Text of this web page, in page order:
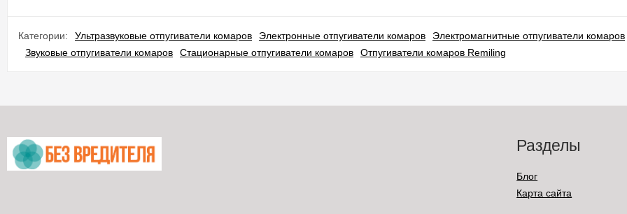
Категории: Ультразвуковые отпугиватели комаров Электронные отпугиватели комаров Электромагнитные отпугиватели комаров
Звуковые отпугиватели комаров
Стационарные отпугиватели комаров Отпугиватели комаров Remiling
Разделы
Блог
Карта сайта